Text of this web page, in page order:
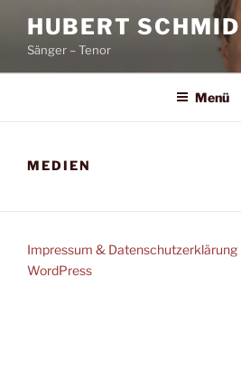
Inhalt
springen
HUBERT SCHMID
Sänger – Tenor
Menü
MEDIEN
Impressum & Datenschutzerklärung
WordPress